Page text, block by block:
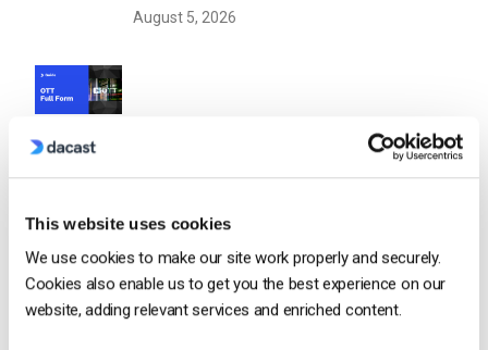
This website uses cookies
We use cookies to make our site work properly and securely.
Cookies also enable us to get you the best experience on our
website, adding relevant services and enriched content.
August 5, 2026
by Jon Whitehead
Stimuler l’engagement des employés